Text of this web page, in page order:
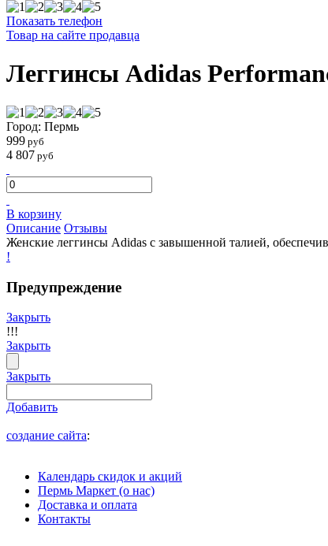
Показать телефон
Товар на сайте продавца
Леггинсы Adidas
Город: Пермь
999 руб
4 807 руб
В корзину
Описание Отзывы
Женские леггинсы Adidas с завышенной талией,
!
Предупреждение
Закрыть
!!!
Закрыть
Закрыть
Добавить
создание сайта:
Календарь скидок и акций
Пермь Маркет (о нас)
Доставка и оплата
Контакты